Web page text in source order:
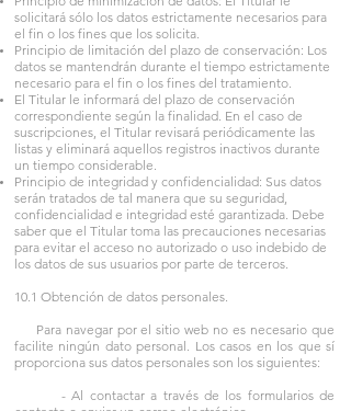
solicitará sólo los datos estrictamente necesarios para
el fin o los fines que los solicita.
Principio de limitación del plazo de conservación: Los
datos se mantendrán durante el tiempo estrictamente
necesario para el fin o los fines del tratamiento.
El Titular le informará del plazo de conservación
correspondiente según la finalidad. En el caso de
suscripciones, el Titular revisará periódicamente las
listas y eliminará aquellos registros inactivos durante
un tiempo considerable.
Principio de integridad y confidencialidad: Sus datos
serán tratados de tal manera que su seguridad,
confidencialidad e integridad esté garantizada. Debe
saber que el Titular toma las precauciones necesarias
para evitar el acceso no autorizado o uso indebido de
los datos de sus usuarios por parte de terceros.
10.1 Obtención de datos personales.
Para navegar por el sitio web no es necesario que
facilite ningún dato personal. Los casos en los que sí
proporciona sus datos personales son los siguientes:
- Al contactar a través de los formularios de